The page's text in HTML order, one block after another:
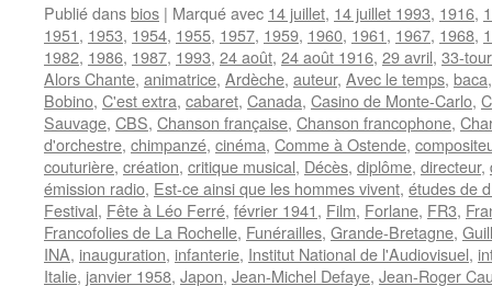
Publié dansbios | Marqué avec 14 juillet, 14 juillet 1993, 1916,
1951, 1953, 1954, 1955, 1957, 1959, 1960, 1961, 1967, 1968,
1982, 1986, 1987, 1993, 24 août, 24 août 1916, 29 avril, 33-
Alors Chante, animatrice, Ardèche, auteur, Avec le temps, baca
Bobino, C'est extra, cabaret, Canada, Casino de Monte-Carlo,
Sauvage, CBS, Chanson française, Chanson francophone,
d'orchestre, chimpanzé, cinéma, Comme à Ostende,
couturière, création, critique musical, Décès, diplôme, directeur,
émission radio, Est-ce ainsi que les hommes vivent, études de
Festival, Fête à Léo Ferré, février 1941, Film, Forlane, FR3,
Francofolies de La Rochelle, Funérailles, Grande-Bretagne,
INA, inauguration, infanterie, Institut National de l'Audiovisuel,
Italie, janvier 1958, Japon, Jean-Michel Defaye, Jean-Roger